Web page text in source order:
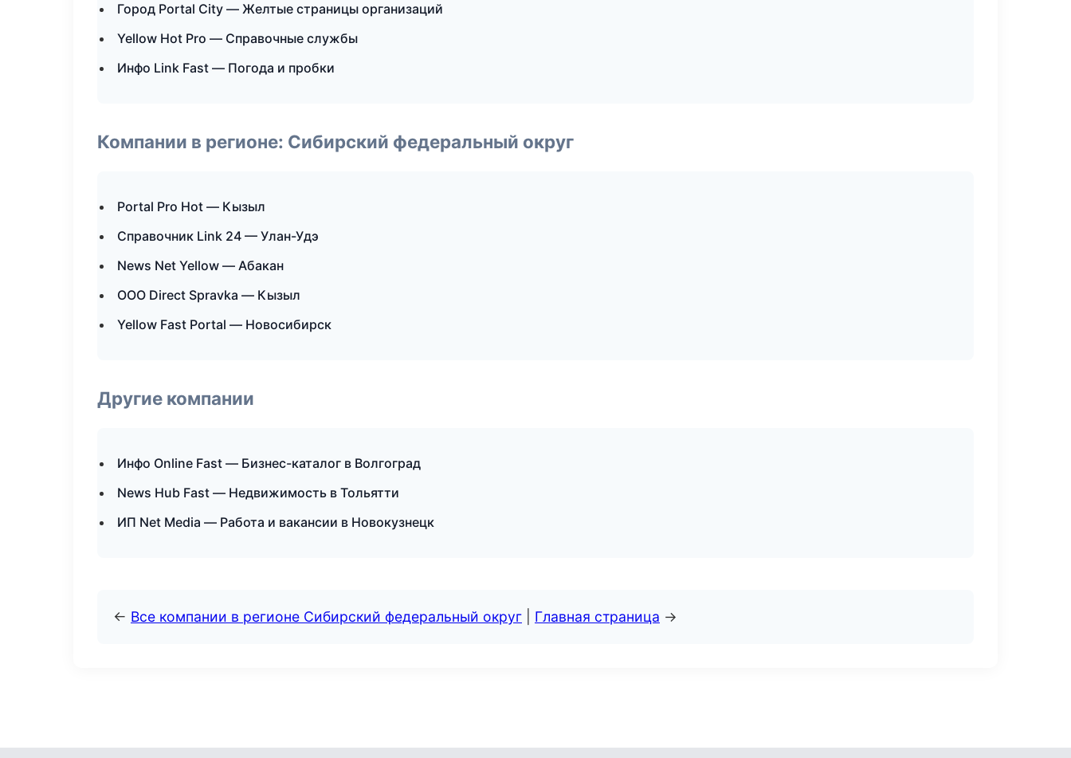
Город Portal City — Желтые страницы организаций
Yellow Hot Pro — Справочные службы
Инфо Link Fast — Погода и пробки
Компании в регионе: Сибирский федеральный округ
Portal Pro Hot — Кызыл
Справочник Link 24 — Улан-Удэ
News Net Yellow — Абакан
ООО Direct Spravka — Кызыл
Yellow Fast Portal — Новосибирск
Другие компании
Инфо Online Fast — Бизнес-каталог в Волгоград
News Hub Fast — Недвижимость в Тольятти
ИП Net Media — Работа и вакансии в Новокузнецк
← Все компании в регионе Сибирский федеральный округ Главная страница →